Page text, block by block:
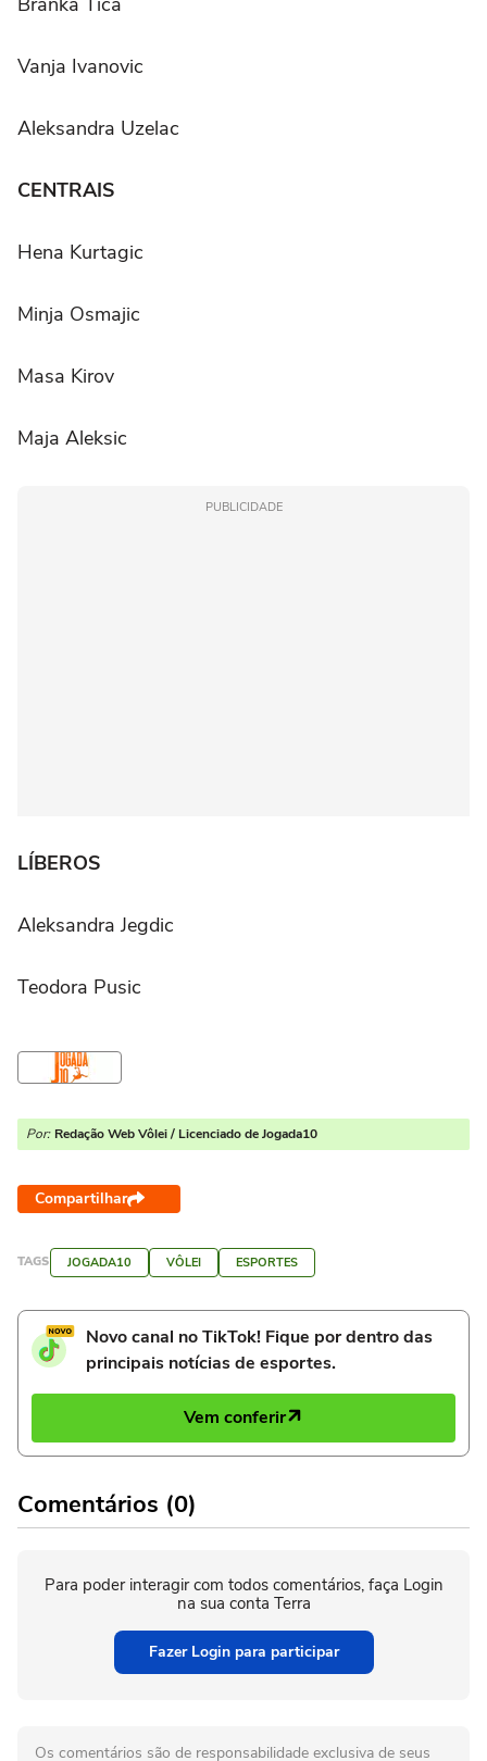
Vanja Ivanovic
Aleksandra Uzelac
CENTRAIS
Hena Kurtagic
Minja Osmajic
Masa Kirov
Maja Aleksic
PUBLICIDADE
LÍBEROS
Aleksandra Jegdic
Teodora Pusic
Por: Redação Web Vôlei / Licenciado de Jogada10
Compartilhar
TAGS JOGADA10 VÔLEI ESPORTES
Novo canal no TikTok! Fique por dentro das
principais notícias de esportes.
Vem conferir
Comentários (0)
Para poder interagir com todos comentários, faça Login
na sua conta Terra
Fazer Login para participar
Os comentários são de responsabilidade exclusiva de seus